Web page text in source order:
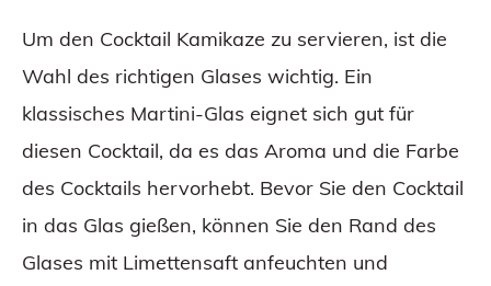
Um den Cocktail Kamikaze zu servieren, ist die
Wahl des richtigen Glases wichtig. Ein
klassisches Martini-Glas eignet sich gut für
diesen Cocktail, da es das Aroma und die Farbe
des Cocktails hervorhebt. Bevor Sie den Cocktail
in das Glas gießen, können Sie den Rand des
Glases mit Limettensaft anfeuchten und